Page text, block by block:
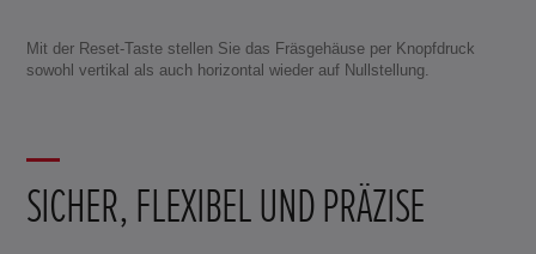
Mit der Reset-Taste stellen Sie das Fräsgehäuse per Knopfdruck
sowohl vertikal als auch horizontal wieder auf Nullstellung.
SICHER, FLEXIBEL UND PRÄZISE